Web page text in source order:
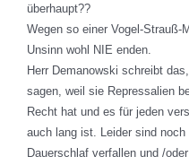
überhaupt??
Wegen so einer Vogel-Strauß-
Unsinn wohl NIE enden.
Herr Demanowski schreibt
sagen, weil sie Repressalien
Recht hat und es für jeden
auch lang ist. Leider sind
Dauerschlaf verfallen und /